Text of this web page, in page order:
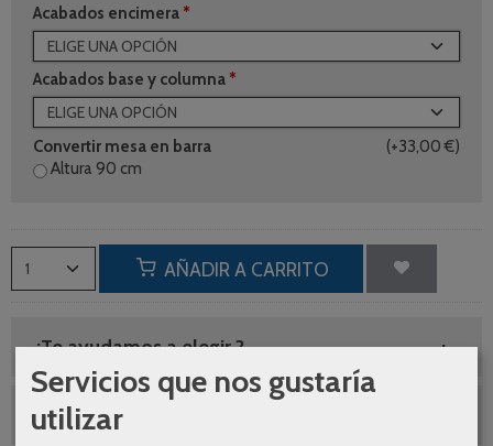
Acabados encimera *
Acabados base y columna *
Convertir mesa en barra
(+33,00 €)
Altura 90 cm
AÑADIR A CARRITO
¿Te ayudamos a elegir ?
Envíos gratuitos
Servicios que nos gustaría
utilizar